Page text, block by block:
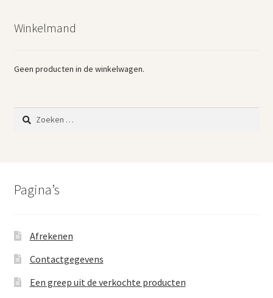
Winkelmand
Geen producten in de winkelwagen.
Zoeken
naar:
Pagina’s
Afrekenen
Contactgegevens
Een greep uit de verkochte producten